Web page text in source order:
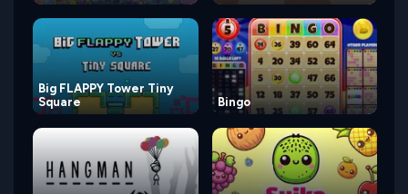
Big FLAPPY Tower Tiny
Square
Bingo